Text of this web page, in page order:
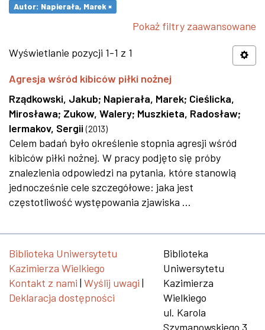
Autor: Napierała, Marek ×
Pokaż filtry zaawansowane
Wyświetlanie pozycji 1-1 z 1
Agresja wśród kibiców piłki nożnej
Rządkowski, Jakub; Napierała, Marek; Cieślicka,
Mirosława; Zukow, Walery; Muszkieta, Radosław;
Iermakov, Sergii (2013)
Celem badań było określenie stopnia agresji wśród
kibiców piłki nożnej. W pracy podjęto się próby
znalezienia odpowiedzi na pytania, które stanowią
jednocześnie cele szczegółowe: jaka jest
częstotliwość występowania zjawiska ...
Biblioteka Uniwersytetu
Kazimierza Wielkiego
Kontakt z nami | Wyślij uwagi |
Deklaracja dostępności
Biblioteka
Uniwersytetu
Kazimierza
Wielkiego
ul. Karola
Szymanowskiego 3